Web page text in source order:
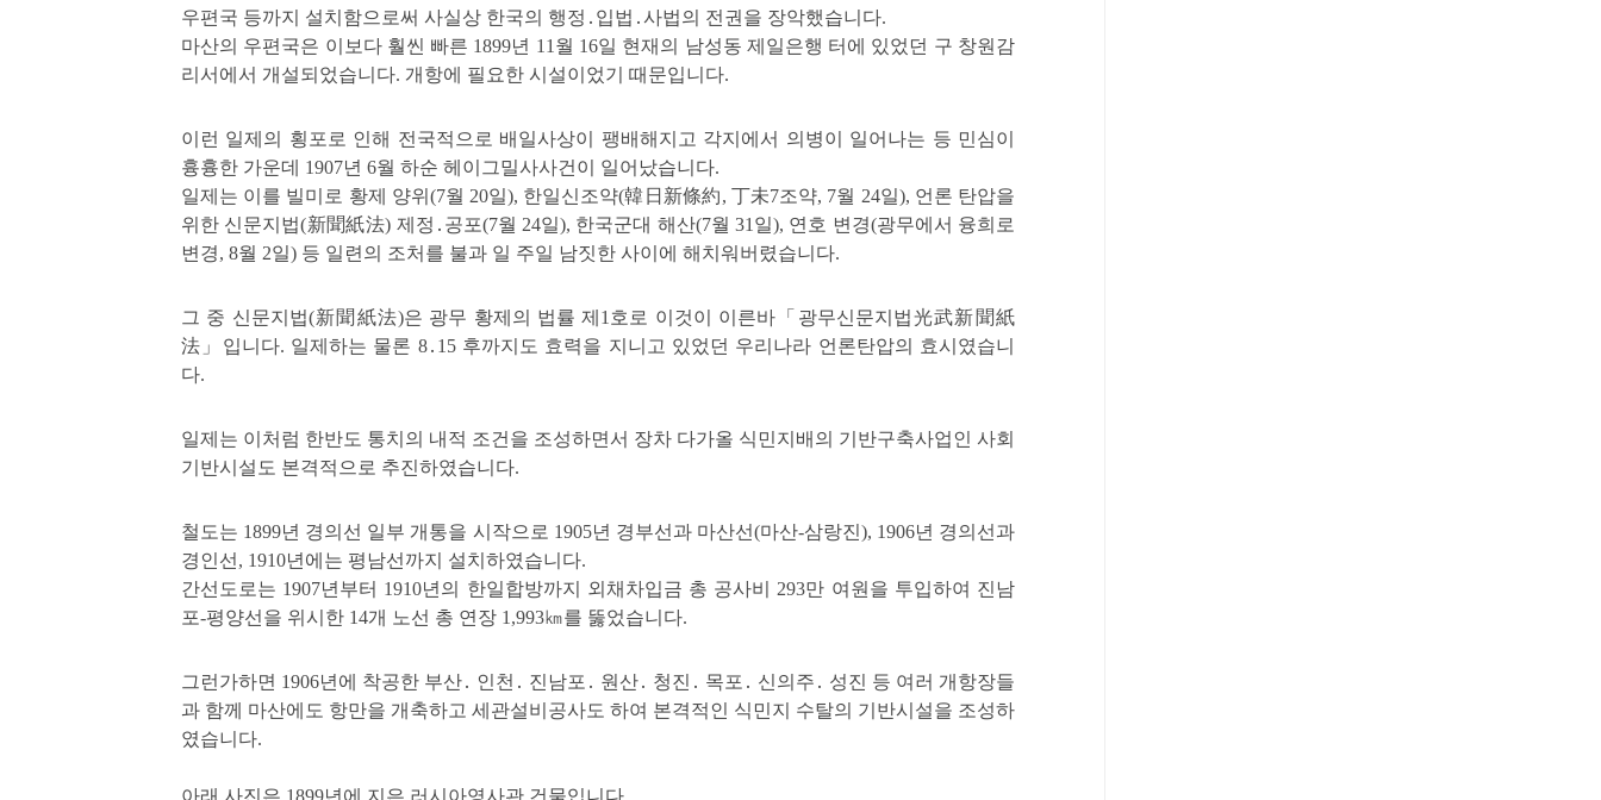
우편국 등까지 설치함으로써 사실상 한국의 행정․입법․사법의 전권을 장악했습니다.
마산의 우편국은 이보다 훨씬 빠른 1899년 11월 16일 현재의 남성동 제일은행 터에 있었던 구 창원감
리서에서 개설되었습니다. 개항에 필요한 시설이었기 때문입니다.
이런 일제의 횡포로 인해 전국적으로 배일사상이 팽배해지고 각지에서 의병이 일어나는 등 민심이
흉흉한 가운데 1907년 6월 하순 헤이그밀사사건이 일어났습니다.
일제는 이를 빌미로 황제 양위(7월 20일), 한일신조약(韓日新條約, 丁未7조약, 7월 24일), 언론 탄압을
위한 신문지법(新聞紙法) 제정․공포(7월 24일), 한국군대 해산(7월 31일), 연호 변경(광무에서 융희로
변경, 8월 2일) 등 일련의 조처를 불과 일 주일 남짓한 사이에 해치워버렸습니다.
그 중 신문지법(新聞紙法)은 광무 황제의 법률 제1호로 이것이 이른바「광무신문지법光武新聞紙
法」입니다. 일제하는 물론 8․15 후까지도 효력을 지니고 있었던 우리나라 언론탄압의 효시였습니
다.
일제는 이처럼 한반도 통치의 내적 조건을 조성하면서 장차 다가올 식민지배의 기반구축사업인 사회
기반시설도 본격적으로 추진하였습니다.
철도는 1899년 경의선 일부 개통을 시작으로 1905년 경부선과 마산선(마산-삼랑진), 1906년 경의선과
경인선, 1910년에는 평남선까지 설치하였습니다.
간선도로는 1907년부터 1910년의 한일합방까지 외채차입금 총 공사비 293만 여원을 투입하여 진남
포-평양선을 위시한 14개 노선 총 연장 1,993㎞를 뚫었습니다.
그런가하면 1906년에 착공한 부산․ 인천․ 진남포․ 원산․ 청진․ 목포․ 신의주․ 성진 등 여러 개항장들
과 함께 마산에도 항만을 개축하고 세관설비공사도 하여 본격적인 식민지 수탈의 기반시설을 조성하
였습니다.
아래 사진은 1899년에 지은 러시아영사관 건물입니다.